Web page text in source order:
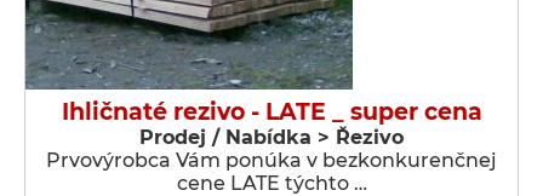
Ihličnaté rezivo - LATE _ super cena
Prodej / Nabídka > Řezivo
Prvovýrobca Vám ponúka v bezkonkurenčnej
cene LATE týchto …